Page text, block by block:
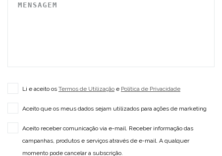
Li e aceito os Termos de Utilização e Política de Privacidade
Aceito que os meus dados sejam utilizados para ações de marketing
Aceito receber comunicação via e-mail. Receber informação das
campanhas, produtos e serviços através de e-mail. A qualquer
momento pode cancelar a subscrição.